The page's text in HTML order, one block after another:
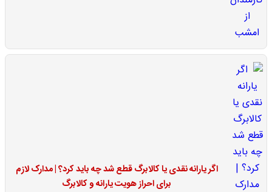
اگر یارانه نقدی یا کالابرگ قطع شد چه باید کرد؟ | مدارک لازم
برای احراز هویت یارانه و کالابرگ